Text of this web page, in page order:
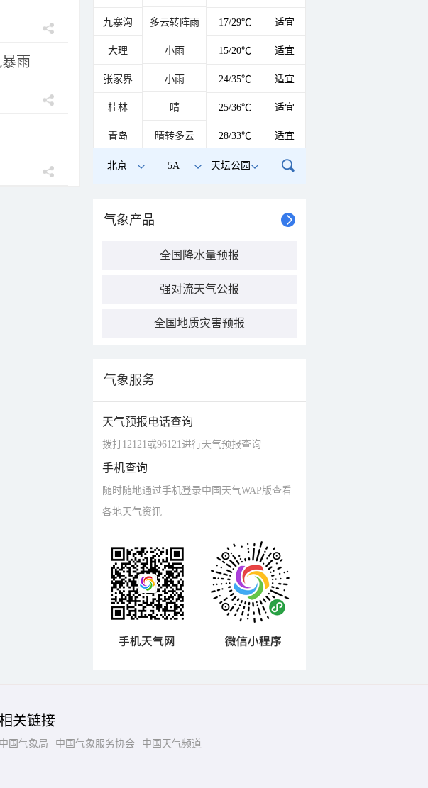
雨
九寨沟 多云转阵雨 17/29℃ 适宜
大理 小雨 15/20℃ 适宜
张家界 小雨 24/35℃ 适宜
桂林 晴 25/36℃ 适宜
青岛 晴转多云 28/33℃ 适宜
北京 5A 天坛公园
气象产品
全国降水量预报
强对流天气公报
全国地质灾害预报
气象服务
天气预报电话查询
拨打12121或96121进行天气预报查询
手机查询
随时随地通过手机登录中国天气WAP版查看
各地天气资讯
关链接
中国气象局 中国气象服务协会 中国天气频道